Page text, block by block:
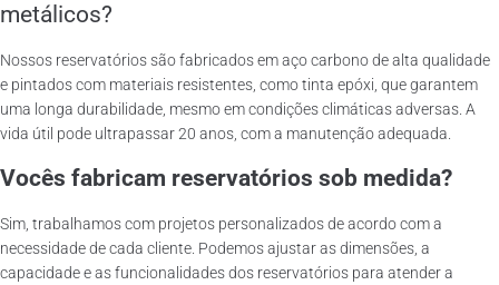
metálicos?
Nossos reservatórios são fabricados em aço carbono de alta qualidade
e pintados com materiais resistentes, como tinta epóxi, que garantem
uma longa durabilidade, mesmo em condições climáticas adversas. A
vida útil pode ultrapassar 20 anos, com a manutenção adequada.
Vocês fabricam reservatórios sob medida?
Sim, trabalhamos com projetos personalizados de acordo com a
necessidade de cada cliente. Podemos ajustar as dimensões, a
capacidade e as funcionalidades dos reservatórios para atender a